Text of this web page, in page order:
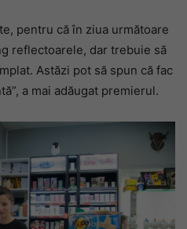
pentru că în ziua următoare
reflectoarele, dar trebuie să
Astăzi pot să spun că fac
a mai adăugat premierul.